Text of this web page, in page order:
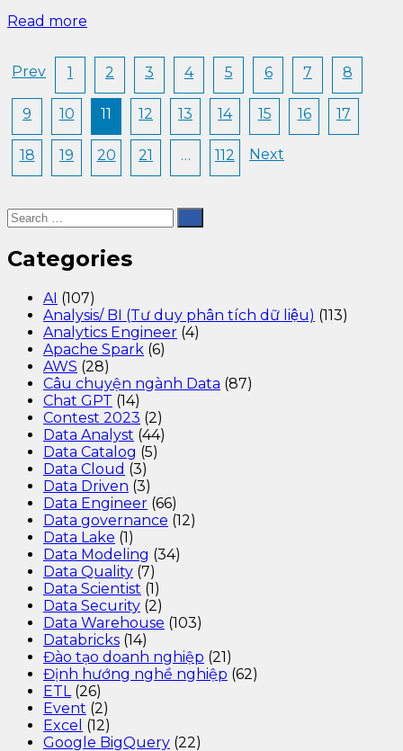
Read more
Prev 1 2 3 4 5 6 7 8
9 10 11 12 13 14 15 16 17
18 19 20 21 … 112 Next
Categories
AI (107)
Analysis/ BI (Tư duy phân tích dữ liệu) (113)
Analytics Engineer (4)
Apache Spark (6)
AWS (28)
Câu chuyện ngành Data (87)
Chat GPT (14)
Contest 2023 (2)
Data Analyst (44)
Data Catalog (5)
Data Cloud (3)
Data Driven (3)
Data Engineer (66)
Data governance (12)
Data Lake (1)
Data Modeling (34)
Data Quality (7)
Data Scientist (1)
Data Security (2)
Data Warehouse (103)
Databricks (14)
Đào tạo doanh nghiệp (21)
Định hướng nghề nghiệp (62)
ETL(26)
Event (2)
Excel (12)
Google BigQuery (22)